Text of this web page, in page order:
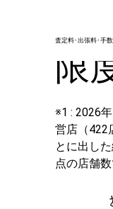
査定料･出張料･手
限
※1 : 2026
営店（422
とに出し
点の店舗数